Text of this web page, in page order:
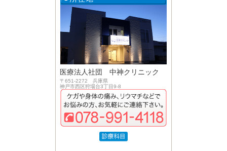
医療法人社団 中神クリニック
〒651-2272 兵庫県
神戸市西区狩場台3丁目9-8